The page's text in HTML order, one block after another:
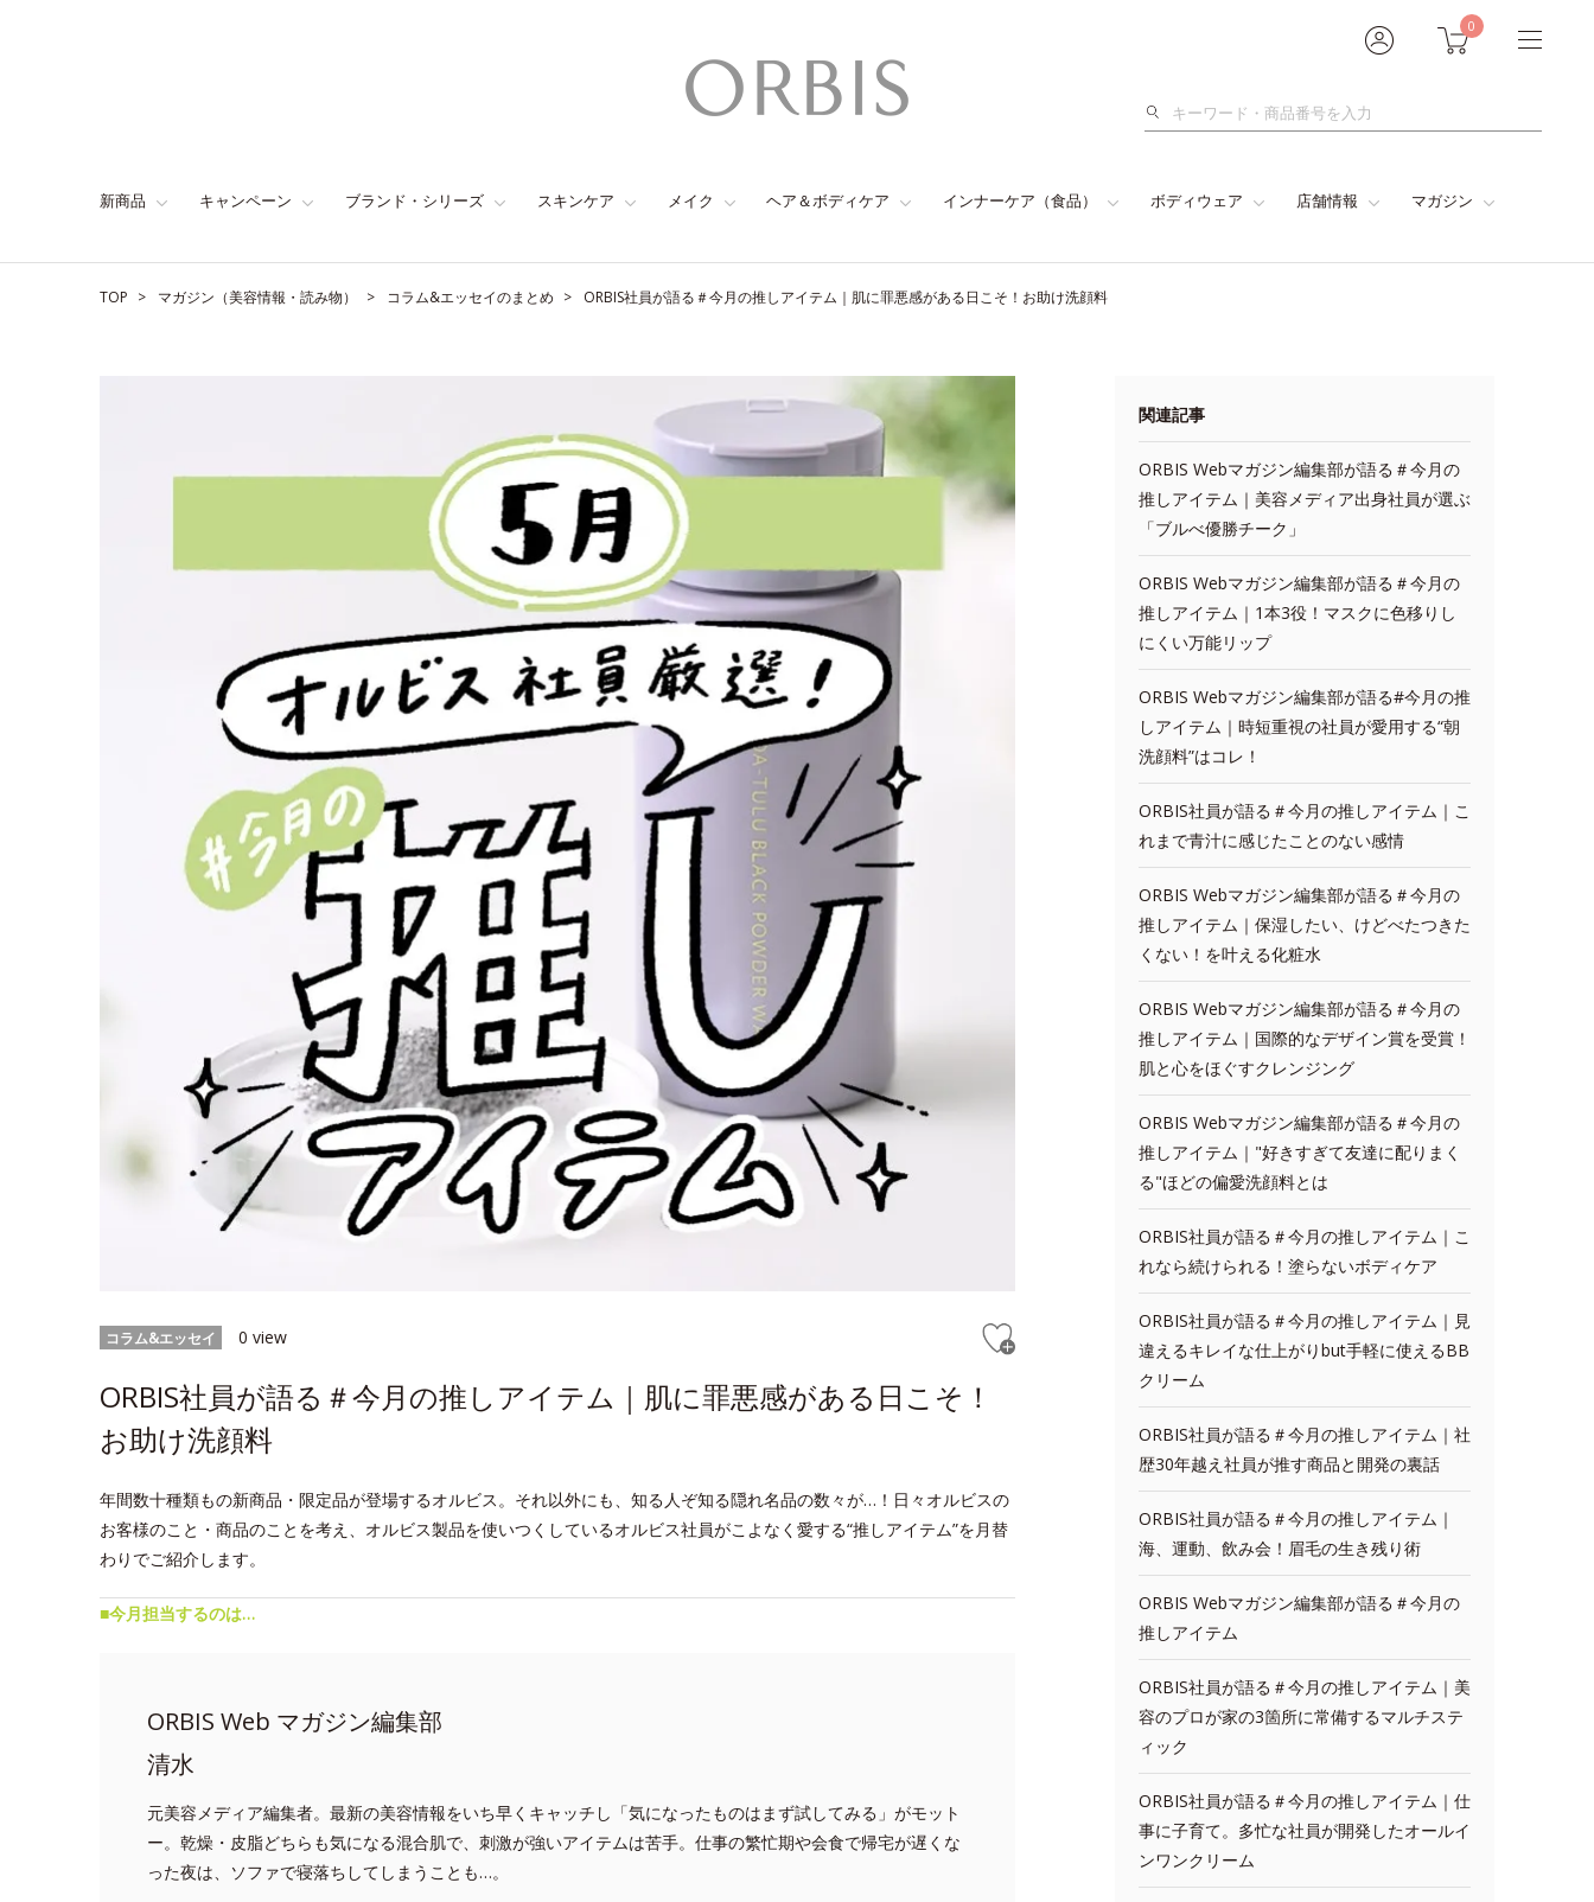
0
検
新商品 キャンペーン ブランド・シリーズ スキンケア メイク ヘア＆ボディケア インナーケア（食品） ボディウェア 店舗情報 マガジン
TOP マガジン（美容情報・読み物） コラム&エッセイのまとめ ORBIS社員が語る＃今月の推しアイテム｜肌に罪悪感がある日こそ！お助け洗顔料
コラム&エッセイ 0 view
ORBIS社員が語る＃今月の推しアイテム｜肌に罪悪感がある日こそ！
お助け洗顔料
年間数十種類もの新商品・限定品が登場するオルビス。それ以外にも、知る人ぞ知る隠れ名品の数々が…！日々オルビスの
お客様のこと・商品のことを考え、オルビス製品を使いつくしているオルビス社員がこよなく愛する“推しアイテム”を月替
わりでご紹介します。
■今月担当するのは…
ORBIS Web マガジン編集部
清水
元美容メディア編集者。最新の美容情報をいち早くキャッチし「気になったものはまず試してみる」がモット
ー。乾燥・皮脂どちらも気になる混合肌で、刺激が強いアイテムは苦手。仕事の繁忙期や会食で帰宅が遅くな
った夜は、ソファで寝落ちしてしまうことも…。
関連記事
ORBIS Webマガジン編集部が語る＃今月の
推しアイテム｜美容メディア出身社員が選ぶ
「ブルべ優勝チーク」
ORBIS Webマガジン編集部が語る＃今月の
推しアイテム｜1本3役！マスクに色移りし
にくい万能リップ
ORBIS Webマガジン編集部が語る#今月の推
しアイテム｜時短重視の社員が愛用する“朝
洗顔料”はコレ！
ORBIS社員が語る＃今月の推しアイテム｜こ
れまで青汁に感じたことのない感情
ORBIS Webマガジン編集部が語る＃今月の
推しアイテム｜保湿したい、けどべたつきた
くない！を叶える化粧水
ORBIS Webマガジン編集部が語る＃今月の
推しアイテム｜国際的なデザイン賞を受賞！
肌と心をほぐすクレンジング
ORBIS Webマガジン編集部が語る＃今月の
推しアイテム｜"好きすぎて友達に配りまく
る"ほどの偏愛洗顔料とは
ORBIS社員が語る＃今月の推しアイテム｜こ
れなら続けられる！塗らないボディケア
ORBIS社員が語る＃今月の推しアイテム｜見
違えるキレイな仕上がりbut手軽に使えるBB
クリーム
ORBIS社員が語る＃今月の推しアイテム｜社
歴30年越え社員が推す商品と開発の裏話
ORBIS社員が語る＃今月の推しアイテム｜
海、運動、飲み会！眉毛の生き残り術
ORBIS Webマガジン編集部が語る＃今月の
推しアイテム
ORBIS社員が語る＃今月の推しアイテム｜美
容のプロが家の3箇所に常備するマルチステ
ィック
ORBIS社員が語る＃今月の推しアイテム｜仕
事に子育て。多忙な社員が開発したオールイ
ンワンクリーム